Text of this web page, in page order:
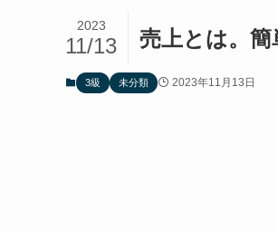
売上とは。簡
2023
11/13
3級 未分類 2023年11月13日